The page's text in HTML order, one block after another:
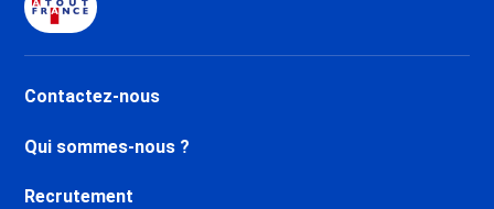
Contactez-nous
Qui sommes-nous ?
Recrutement